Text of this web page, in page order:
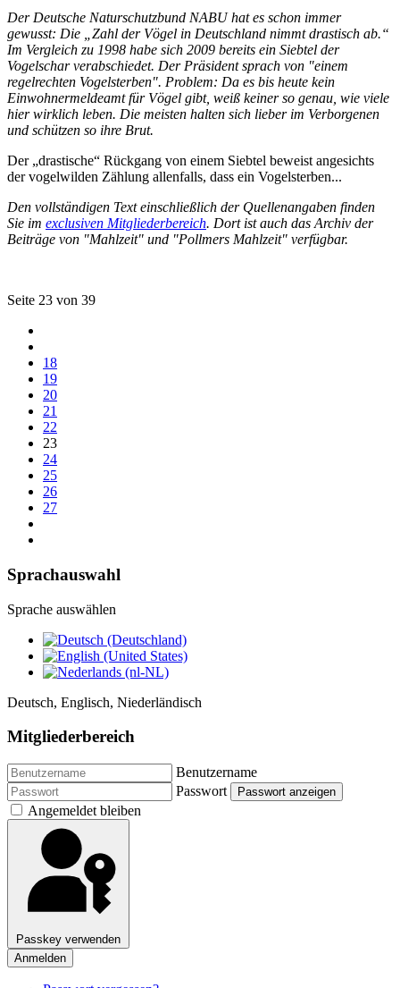
Der Deutsche Naturschutzbund NABU hat es schon immer
gewusst: Die „Zahl der Vögel in Deutschland nimmt drastisch ab.“
Im Vergleich zu 1998 habe sich 2009 bereits ein Siebtel der
Vogelschar verabschiedet. Der Präsident sprach von "einem
regelrechten Vogelsterben". Problem: Da es bis heute kein
Einwohnermeldeamt für Vögel gibt, weiß keiner so genau, wie viele
hier wirklich leben. Die meisten halten sich lieber im Verborgenen
und schützen so ihre Brut.
Der „drastische“ Rückgang von einem Siebtel beweist angesichts
der vogelwilden Zählung allenfalls, dass ein Vogelsterben...
Den vollständigen Text einschließlich der Quellenangaben finden
Sie im exclusiven Mitgliederbereich. Dort ist auch das Archiv der
Beiträge von "Mahlzeit" und "Pollmers Mahlzeit" verfügbar.
Seite 23 von 39
18
19
20
21
22
23
24
25
26
27
Sprachauswahl
Sprache auswählen
Deutsch, Englisch, Niederländisch
Mitgliederbereich
Benutzername
Passwort
Passwort anzeigen
Angemeldet bleiben
Passkey verwenden
Anmelden